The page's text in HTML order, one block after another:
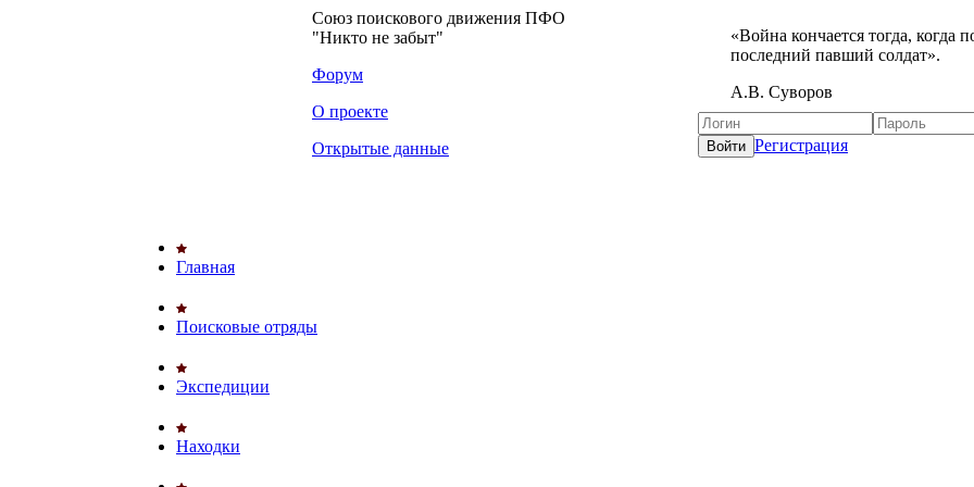
Союз поискового движения ПФО
"Никто не забыт"
Форум
О проекте
Открытые данные
«Война кончается тогда, когда
последний павший солдат».
А.В. Суворов
Регистрация
Главная
Поисковые отряды
Экспедиции
Находки